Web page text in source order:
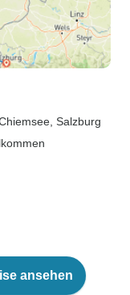
Chiemsee , Salzburg
ansehen